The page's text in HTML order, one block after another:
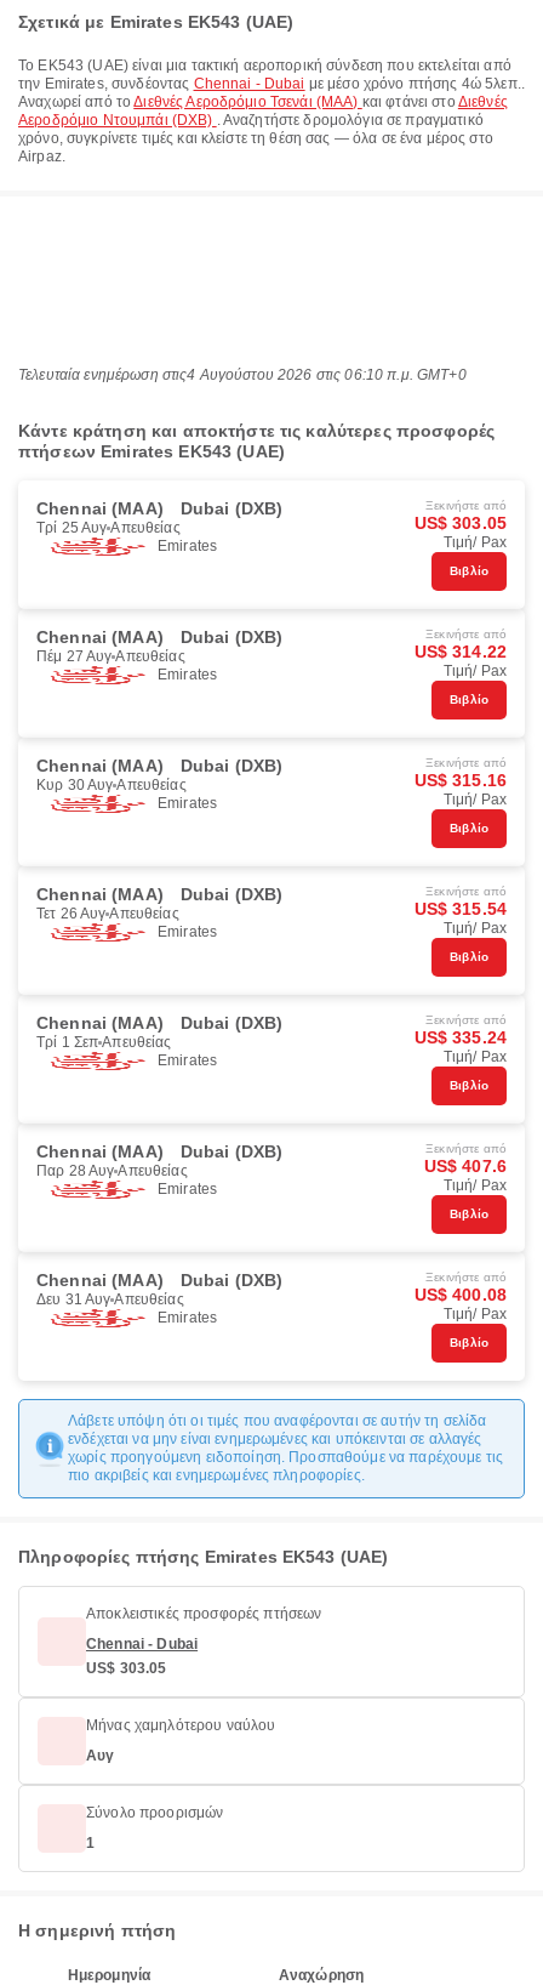
Σχετικά με Emirates EK543 (UAE)
Το EK543 (UAE) είναι μια τακτική αεροπορική σύνδεση που εκτελείται από
την Emirates, συνδέοντας Chennai - Dubai με μέσο χρόνο πτήσης 4ώ 5λεπ..
Αναχωρεί από τοΔιεθνές Αεροδρόμιο Τσενάι (MAA) και φτάνει στοΔιεθνές
Αεροδρόμιο Ντουμπάι (DXB) . Αναζητήστε δρομολόγια σε πραγματικό
χρόνο, συγκρίνετε τιμές και κλείστε τη θέση σας — όλα σε ένα μέρος στο
Airpaz.
Τελευταία ενημέρωση στις4 Αυγούστου 2026 στις 06:10 π.μ. GMT+0
Κάντε κράτηση και αποκτήστε τις καλύτερες προσφορές
πτήσεων Emirates EK543 (UAE)
Chennai (MAA) Dubai (DXB)
Τρί 25 Αυγ Απευθείας
Emirates
Ξεκινήστε από
US$ 303.05
Τιμή/ Pax
Βιβλίο
Chennai (MAA) Dubai (DXB)
Πέμ 27 Αυγ Απευθείας
Emirates
Ξεκινήστε από
US$ 314.22
Τιμή/ Pax
Βιβλίο
Chennai (MAA) Dubai (DXB)
Κυρ 30 Αυγ Απευθείας
Emirates
Ξεκινήστε από
US$ 315.16
Τιμή/ Pax
Βιβλίο
Chennai (MAA) Dubai (DXB)
Τετ 26 Αυγ Απευθείας
Emirates
Ξεκινήστε από
US$ 315.54
Τιμή/ Pax
Βιβλίο
Chennai (MAA) Dubai (DXB)
Τρί 1 Σεπ Απευθείας
Emirates
Ξεκινήστε από
US$ 335.24
Τιμή/ Pax
Βιβλίο
Chennai (MAA) Dubai (DXB)
Παρ 28 Αυγ Απευθείας
Emirates
Ξεκινήστε από
US$ 407.6
Τιμή/ Pax
Βιβλίο
Chennai (MAA) Dubai (DXB)
Δευ 31 Αυγ Απευθείας
Emirates
Ξεκινήστε από
US$ 400.08
Τιμή/ Pax
Βιβλίο
Λάβετε υπόψη ότι οι τιμές που αναφέρονται σε αυτήν τη σελίδα
ενδέχεται να μην είναι ενημερωμένες και υπόκεινται σε αλλαγές
χωρίς προηγούμενη ειδοποίηση. Προσπαθούμε να παρέχουμε τις
πιο ακριβείς και ενημερωμένες πληροφορίες.
Πληροφορίες πτήσης Emirates EK543 (UAE)
Αποκλειστικές προσφορές πτήσεων
Chennai - Dubai
US$ 303.05
Μήνας χαμηλότερου ναύλου
Αυγ
Σύνολο προορισμών
1
Η σημερινή πτήση
Ημερομηνία Αναχώρηση